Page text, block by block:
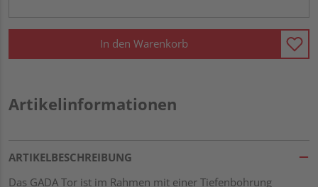
In den Warenkorb
Artikelinformationen
ARTIKELBESCHREIBUNG
Das GADA Tor ist im Rahmen mit einer Tiefenbohrung